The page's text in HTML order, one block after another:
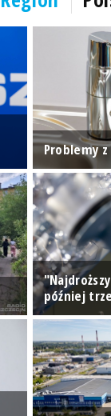
Problemy
później